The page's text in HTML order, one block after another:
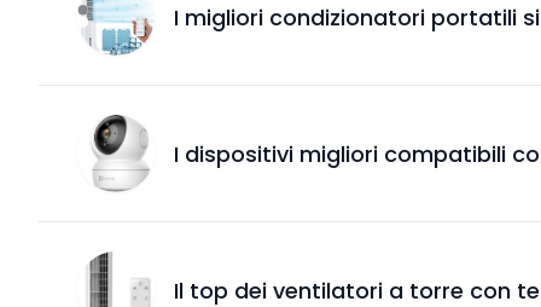
I migliori condizionatori portatili
I dispositivi migliori compatibili
Il top dei ventilatori a torre con